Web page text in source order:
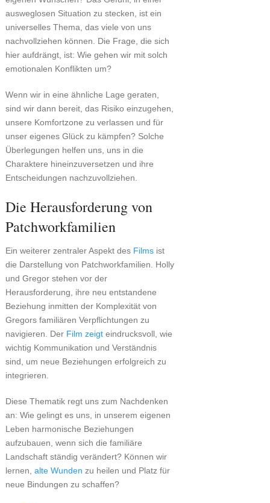
ausweglosen Situation zu stecken, ist ein
universelles Thema, das viele von uns
nachvollziehen können. Die Frage, die sich
hier aufdrängt, ist: Wie gehen wir mit solch
emotionalen Konflikten um?
Wenn wir in eine ähnliche Lage geraten,
sind wir dann bereit, das Risiko einzugehen,
unsere Komfortzone zu verlassen und für
unser eigenes Glück zu kämpfen? Solche
Überlegungen helfen uns, uns in die
Charaktere hineinzuversetzen und ihre
Entscheidungen nachzuvollziehen.
Die Herausforderung von
Patchworkfamilien
Ein weiterer zentraler Aspekt des Filmsist
die Darstellung von Patchworkfamilien. Holly
und Gregor stehen vor der
Herausforderung, ihre neu entstandene
Beziehung inmitten der Komplexität von
Gregors familiären Verpflichtungen zu
navigieren. Der Film zeigteindrucksvoll, wie
wichtig Kommunikation und Verständnis
sind, um neue Beziehungen erfolgreich zu
integrieren.
Diese Thematik regt uns zum Nachdenken
an: Wie gelingt es uns, in unserem eigenen
Leben harmonische Beziehungen
aufzubauen, wenn sich die familiäre
Landschaft ständig verändert? Können wir
lernen, alte Wunden zu heilen und Platz für
neue Bindungen zu schaffen?